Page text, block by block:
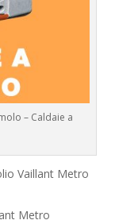
– Caldaie a
Vaillant Metro
Metro